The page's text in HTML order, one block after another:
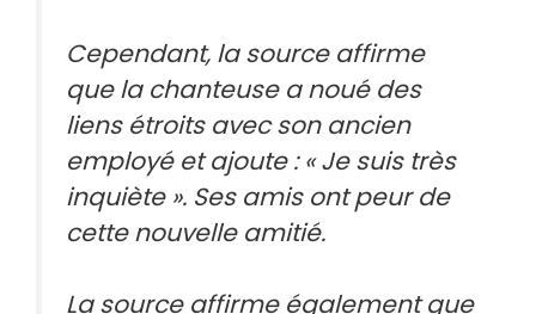
Cependant, la source affirme
que la chanteuse a noué des
liens étroits avec son ancien
employé et ajoute : « Je suis très
inquiète ». Ses amis ont peur de
cette nouvelle amitié.
La source affirme également que